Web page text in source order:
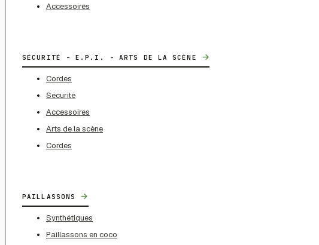
Accessoires
SÉCURITÉ - E.P.I. - ARTS DE LA SCÈNE →
Cordes
Sécurité
Accessoires
Arts de la scène
Cordes
PAILLASSONS →
Synthétiques
Paillassons en coco